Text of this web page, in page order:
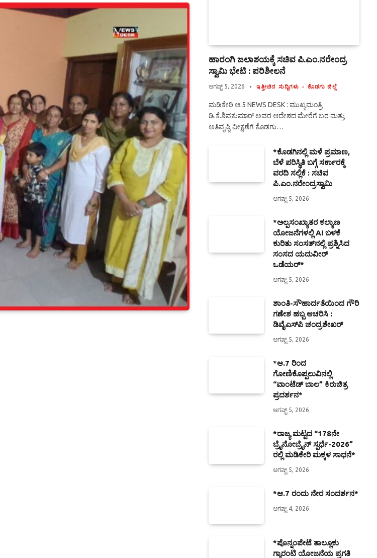
ಹಾರಂಗಿ ಜಲಾಶಯಕ್ಕೆ ಸಚಿವ ಪಿ.ಎಂ.ನರೇಂದ್ರ
ಸ್ವಾಮಿ ಭೇಟಿ : ಪರಿಶೀಲನೆ
ಆಗಷ್ಟ್ 5, 2026 ಇತ್ತೀಚಿನ ಸುದ್ದಿಗಳು ಕೊಡಗು ಜಿಲ್ಲೆ
ಮಡಿಕೇರಿ ಆ.5 NEWS DESK : ಮುಖ್ಯಮಂತ್ರಿ
ಡಿ.ಕೆ.ಶಿವಕುಮಾರ್ ಅವರ ಆದೇಶದ ಮೇರೆಗೆ ಬರ ಮತ್ತು
ಅತಿವೃಷ್ಟಿ ವೀಕ್ಷಣೆಗೆ ಕೊಡಗು…
*ಕೊಡಗಿನಲ್ಲಿ ಮಳೆ ಪ್ರಮಾಣ,
ಬೆಳೆ ಪರಿಸ್ಥಿತಿ ಬಗ್ಗೆ ಸರ್ಕಾರಕ್ಕೆ
ವರದಿ ಸಲ್ಲಿಕೆ : ಸಚಿವ
ಪಿ.ಎಂ.ನರೇಂದ್ರಸ್ವಾಮಿ
ಆಗಷ್ಟ್ 5, 2026
*ಅಲ್ಪಸಂಖ್ಯಾತರ ಕಲ್ಯಾಣ
ಯೋಜನೆಗಳಲ್ಲಿ AI ಬಳಕೆ
ಕುರಿತು ಸಂಸತ್‌ನಲ್ಲಿ ಪ್ರಶ್ನಿಸಿದ
ಸಂಸದ ಯದುವೀರ್
ಒಡೆಯರ್*
ಆಗಷ್ಟ್ 5, 2026
ಶಾಂತಿ-ಸೌಹಾರ್ದತೆಯಿಂದ ಗೌರಿ
ಗಣೇಶ ಹಬ್ಬ ಆಚರಿಸಿ :
ಡಿವೈಎಸ್‍ಪಿ ಚಂದ್ರಶೇಖರ್
ಆಗಷ್ಟ್ 5, 2026
*ಆ.7 ರಿಂದ
ಗೋಣಿಕೊಪ್ಪಲುವಿನಲ್ಲಿ
“ವಾಂಟೆಡ್ ಬಾಲ” ಕಿರುಚಿತ್ರ
ಪ್ರದರ್ಶನ*
ಆಗಷ್ಟ್ 5, 2026
*ರಾಜ್ಯ ಮಟ್ಟದ “178ನೇ
ಬ್ರೈನೋಬ್ರೈನ್ ಸ್ಪರ್ಧೆ-2026”
ರಲ್ಲಿ ಮಡಿಕೇರಿ ಮಕ್ಕಳ ಸಾಧನೆ*
ಆಗಷ್ಟ್ 5, 2026
*ಆ.7 ರಂದು ನೇರ ಸಂದರ್ಶನ*
ಆಗಷ್ಟ್ 4, 2026
*ಪೊನ್ನಂಪೇಟೆ ತಾಲ್ಲೂಕು
ಗ್ಯಾರಂಟಿ ಯೋಜನೆಯ ಪ್ರಗತಿ